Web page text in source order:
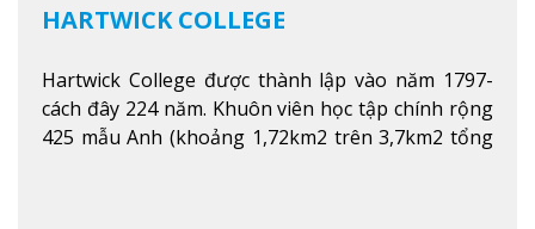
HARTWICK COLLEGE
Hartwick College được thành lập vào năm 1797-
cách đây 224 năm. Khuôn viên học tập chính rộng
425 mẫu Anh (khoảng 1,72km2 trên 3,7km2 tổng